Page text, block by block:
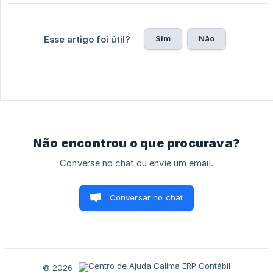
Esse artigo foi útil? Sim Não
Não encontrou o que procurava?
Converse no chat ou envie um email.
Conversar no chat
© 2026